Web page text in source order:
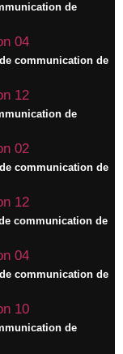
de
04
communication de
12
de
02
communication de
12
communication de
04
communication de
10
de